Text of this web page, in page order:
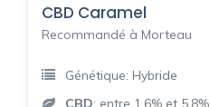
CBD Caramel
Recommandé à Morteau
Génétique: Hybride
CBD: entre 1.6% et 5.8%